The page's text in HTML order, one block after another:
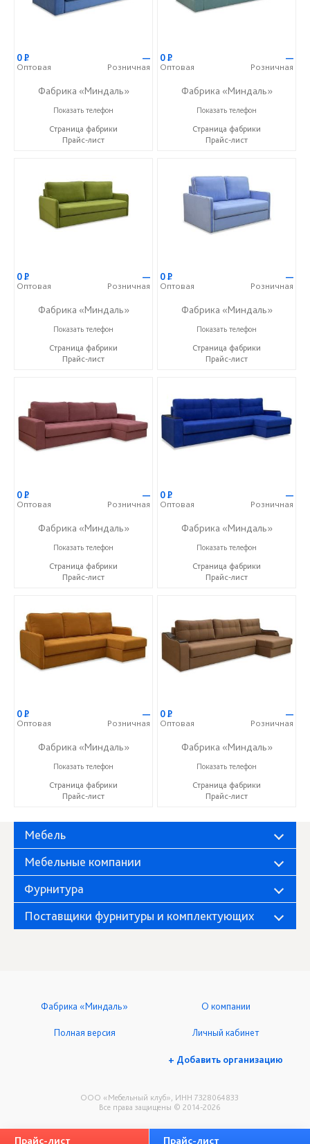
0Р
Оптовая
—
Розничная
Фабрика «Миндаль»
+7 (927) 630-62-82
Показать телефон
Страница фабрики
Прайс-лист
0Р
Оптовая
—
Розничная
Фабрика «Миндаль»
+7 (927) 630-62-82
Показать телефон
Страница фабрики
Прайс-лист
0Р
Оптовая
—
Розничная
Фабрика «Миндаль»
+7 (927) 630-62-82
Показать телефон
Страница фабрики
Прайс-лист
0Р
Оптовая
—
Розничная
Фабрика «Миндаль»
+7 (927) 630-62-82
Показать телефон
Страница фабрики
Прайс-лист
0Р
Оптовая
—
Розничная
Фабрика «Миндаль»
+7 (927) 630-62-82
Показать телефон
Страница фабрики
Прайс-лист
0Р
Оптовая
—
Розничная
Фабрика «Миндаль»
+7 (927) 630-62-82
Показать телефон
Страница фабрики
Прайс-лист
0Р
Оптовая
—
Розничная
Фабрика «Миндаль»
+7 (927) 630-62-82
Показать телефон
Страница фабрики
Прайс-лист
0Р
Оптовая
—
Розничная
Фабрика «Миндаль»
+7 (927) 630-62-82
Показать телефон
Страница фабрики
Прайс-лист
Мебель
Мебельные компании
Фурнитура
Поставщики фурнитуры и комплектующих
ООО «Мебельный клуб», ИНН 7328064833
Все права защищены © 2014-2026
Фабрика «Миндаль» О компании
Полная версия Личный кабинет
+ Добавить организацию
Прайс-лист Прайс-лист